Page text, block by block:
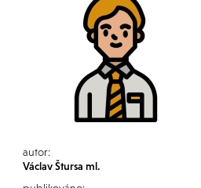
autor:
Václav Štursa ml.